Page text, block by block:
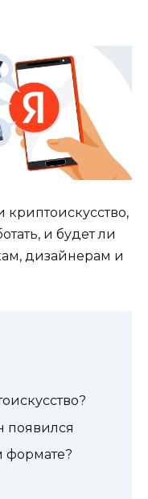
криптоискусство,
и будет ли
дизайнерам и
появился
формате?